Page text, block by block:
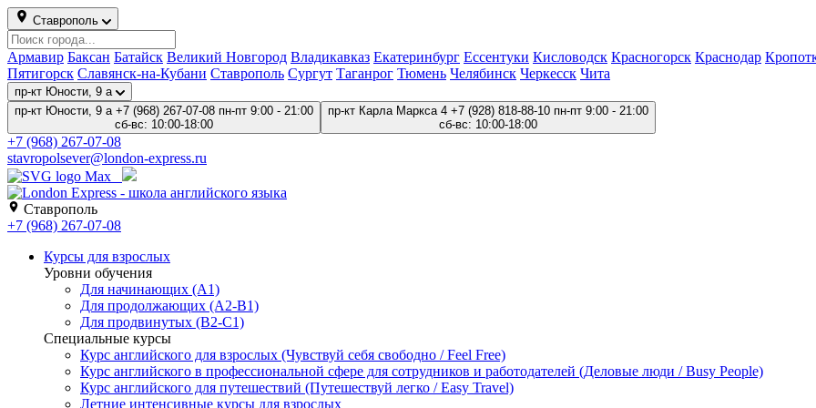
Ставрополь
Армавир Баксан Батайск Великий Новгород Владикавказ Екатеринбург Ессентуки Кисловодск Красногорск Краснодар
Пятигорск Славянск-на-Кубани Ставрополь Сургут Таганрог Тюмень Челябинск Черкесск Чита
пр-кт Юности, 9 а
пр-кт Юности, 9 а +7 (968) 267-07-08 пн-пт 9:00 - 21:00
сб-вс: 10:00-18:00
пр-кт Карла Маркса 4 +7 (928) 818-88-10 пн-пт 9:00 - 21:00
сб-вс: 10:00-18:00
+7 (968) 267-07-08
stavropolsever@london-express.ru
Ставрополь
+7 (968) 267-07-08
Курсы для взрослых
Уровни обучения
Для начинающих (A1)
Для продолжающих (A2-B1)
Для продвинутых (B2-C1)
Специальные курсы
Курс английского для взрослых (Чувствуй себя свободно / Feel Free)
Курс английского в профессиональной сфере для сотрудников и работодателей (Деловые люди / Busy People)
Курс английского для путешествий (Путешествуй легко / Easy Travel)
Летние интенсивные курсы для взрослых